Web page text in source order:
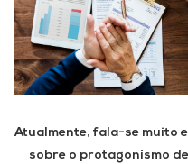
Atualmente, fala-se muito
sobre o protagonismo